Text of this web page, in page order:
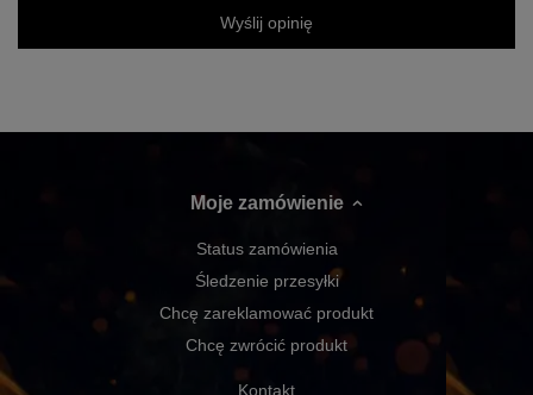
Wyślij opinię
Moje zamówienie
Status zamówienia
Śledzenie przesyłki
Chcę zareklamować produkt
Chcę zwrócić produkt
Kontakt